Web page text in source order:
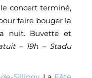
concert terminé,
faire bouger la
nuit. Buvette et
– 19h – Stadu